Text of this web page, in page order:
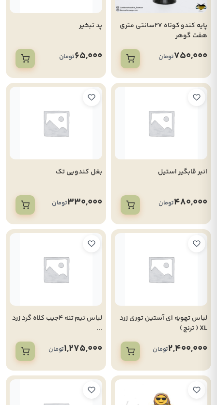
پایه کندو کوتاه 27سانتی متری
هفت گوهر
750,000تومان
پد تبخیر
65,000تومان
انبر قابگیر استیل
480,000تومان
بغل کندویی تک
330,000تومان
لباس تهویه ای آستین توری زرد
XL ( ترنج )
2,400,000تومان
لباس نیم تنه 4جیب کلاه گرد زرد
...
1,275,000تومان